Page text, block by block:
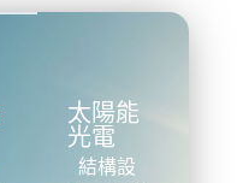
太陽能
光電
結構設